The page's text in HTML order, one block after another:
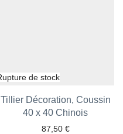
Tillier Décoration, Coussin
40 x 40 Chinois
87,50 €
Ajouter aux favoris